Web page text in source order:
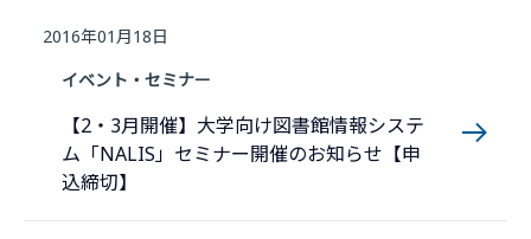
2016年01月18日
イベント・セミナー
【2・3月開催】大学向け図書館情報システ
ム「NALIS」セミナー開催のお知らせ【申
込締切】